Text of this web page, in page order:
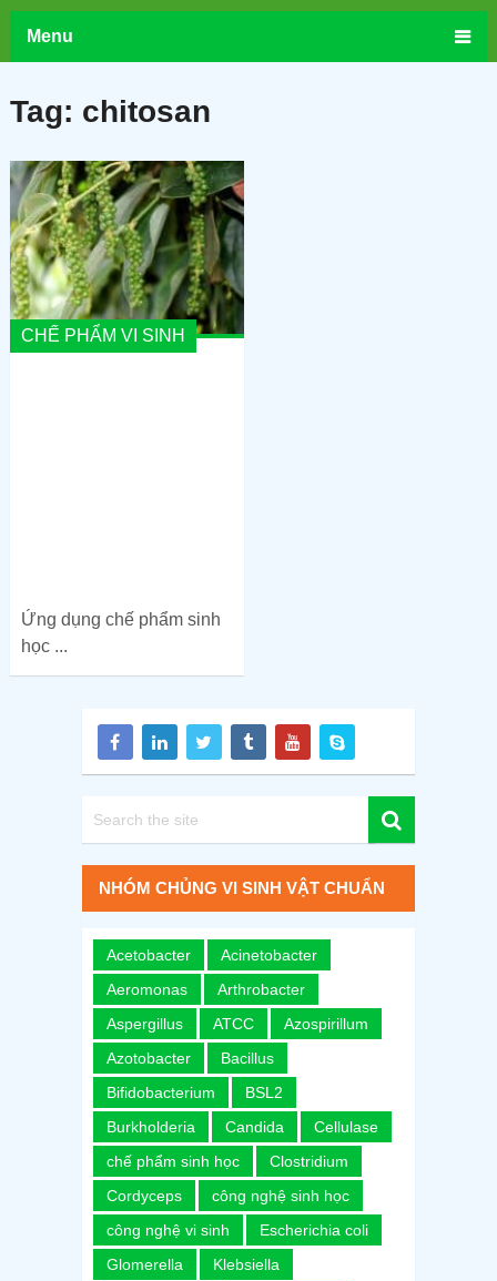
Menu
Tag: chitosan
CHẾ PHẨM VI SINH
Ứng dụng chế phẩm sinh
học ...
NHÓM CHỦNG VI SINH VẬT CHUẨN
Acetobacter
Acinetobacter
Aeromonas
Arthrobacter
Aspergillus
ATCC
Azospirillum
Azotobacter
Bacillus
Bifidobacterium
BSL2
Burkholderia
Candida
Cellulase
chế phẩm sinh học
Clostridium
Cordyceps
công nghệ sinh học
công nghệ vi sinh
Escherichia coli
Glomerella
Klebsiella